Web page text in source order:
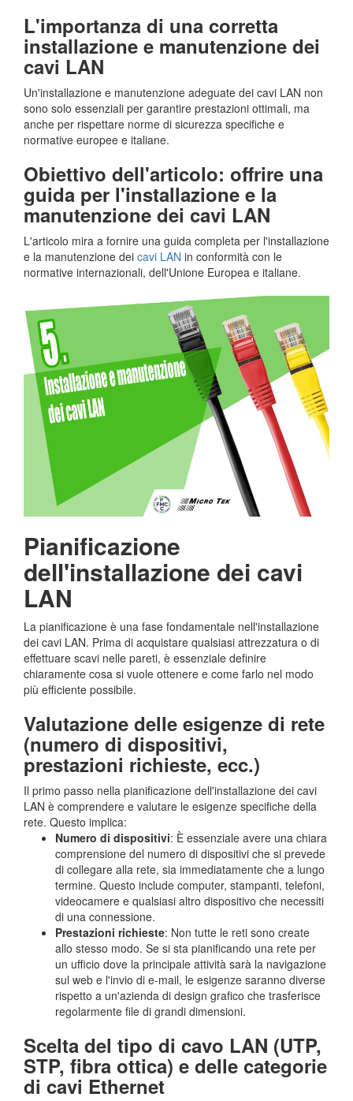
L'importanza di una corretta
installazione e manutenzione dei
cavi LAN
Un'installazione e manutenzione adeguate dei cavi LAN non
sono solo essenziali per garantire prestazioni ottimali, ma
anche per rispettare norme di sicurezza specifiche e
normative europee e italiane.
Obiettivo dell'articolo: offrire una
guida per l'installazione e la
manutenzione dei cavi LAN
L'articolo mira a fornire una guida completa per l'installazione
e la manutenzione dei cavi LAN in conformità con le
normative internazionali, dell'Unione Europea e italiane.
Pianificazione
dell'installazione dei cavi
LAN
La pianificazione è una fase fondamentale nell'installazione
dei cavi LAN. Prima di acquistare qualsiasi attrezzatura o di
effettuare scavi nelle pareti, è essenziale definire
chiaramente cosa si vuole ottenere e come farlo nel modo
più efficiente possibile.
Valutazione delle esigenze di rete
(numero di dispositivi,
prestazioni richieste, ecc.)
Il primo passo nella pianificazione dell'installazione dei cavi
LAN è comprendere e valutare le esigenze specifiche della
rete. Questo implica:
Numero di dispositivi: È essenziale avere una chiara
comprensione del numero di dispositivi che si prevede
di collegare alla rete, sia immediatamente che a lungo
termine. Questo include computer, stampanti, telefoni,
videocamere e qualsiasi altro dispositivo che necessiti
di una connessione.
Prestazioni richieste: Non tutte le reti sono create
allo stesso modo. Se si sta pianificando una rete per
un ufficio dove la principale attività sarà la navigazione
sul web e l'invio di e-mail, le esigenze saranno diverse
rispetto a un'azienda di design grafico che trasferisce
regolarmente file di grandi dimensioni.
Scelta del tipo di cavo LAN (UTP,
STP, fibra ottica) e delle categorie
di cavi Ethernet